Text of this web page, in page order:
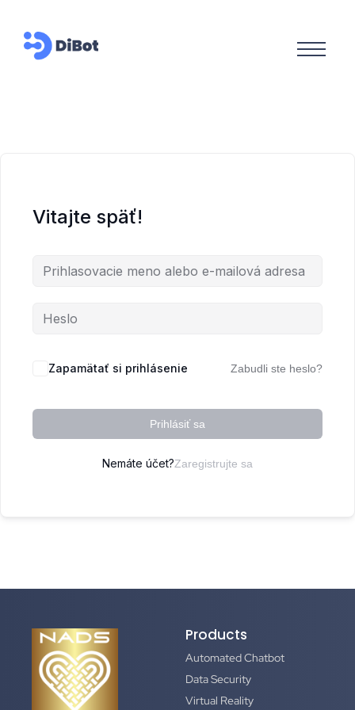
Vitajte späť!
Zapamätať si prihlásenie Zabudli ste heslo?
Prihlásiť sa
Nemáte účet?Zaregistrujte sa
Products
Automated Chatbot
Data Security
Virtual Reality